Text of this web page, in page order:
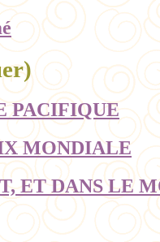
PACIFIQUE
MONDIALE
ET DANS LE